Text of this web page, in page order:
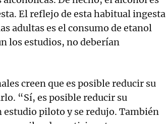
El reflejo de esta habitual ingesta
adultas es el consumo de etanol
los estudios, no deberían
creen que es posible reducir su
“Sí, es posible reducir su
estudio piloto y se redujo. También